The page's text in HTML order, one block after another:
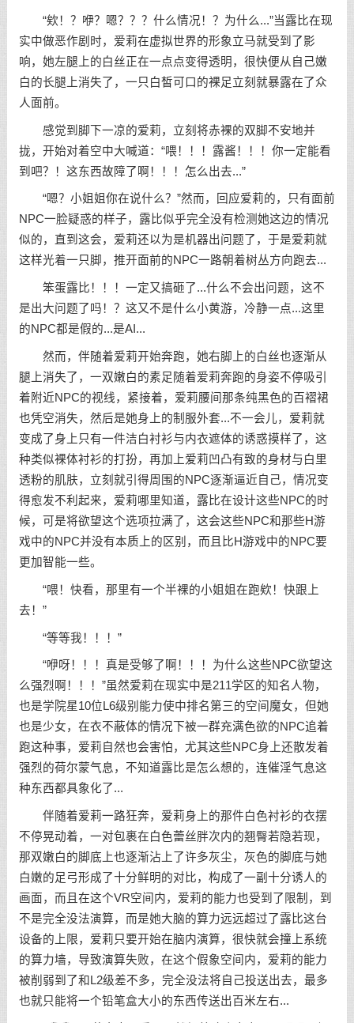
“欸！？咿？嗯？？？什么情况！？为什么...”当露比在现
实中做恶作剧时，爱莉在虚拟世界的形象立马就受到了影
响，她左腿上的白丝正在一点点变得透明，很快便从自己嫩
白的长腿上消失了，一只白皙可口的裸足立刻就暴露在了众
人面前。
感觉到脚下一凉的爱莉，立刻将赤裸的双脚不安地并
拢，开始对着空中大喊道：“喂！！！露酱！！！你一定能看
到吧？！这东西故障了啊！！！怎么出去...”
“嗯？小姐姐你在说什么？”然而，回应爱莉的，只有面前
NPC一脸疑惑的样子，露比似乎完全没有检测她这边的情况
似的，直到这会，爱莉还以为是机器出问题了，于是爱莉就
这样光着一只脚，推开面前的NPC一路朝着树丛方向跑去...
笨蛋露比！！！一定又搞砸了...什么不会出问题，这不
是出大问题了吗！？这又不是什么小黄游，冷静一点...这里
的NPC都是假的...是AI...
然而，伴随着爱莉开始奔跑，她右脚上的白丝也逐渐从
腿上消失了，一双嫩白的素足随着爱莉奔跑的身姿不停吸引
着附近NPC的视线，紧接着，爱莉腰间那条纯黑色的百褶裙
也凭空消失，然后是她身上的制服外套...不一会儿，爱莉就
变成了身上只有一件洁白衬衫与内衣遮体的诱惑摸样了，这
种类似裸体衬衫的打扮，再加上爱莉凹凸有致的身材与白里
透粉的肌肤，立刻就引得周围的NPC逐渐逼近自己，情况变
得愈发不利起来，爱莉哪里知道，露比在设计这些NPC的时
候，可是将欲望这个选项拉满了，这会这些NPC和那些H游
戏中的NPC并没有本质上的区别，而且比H游戏中的NPC要
更加智能一些。
“喂！快看，那里有一个半裸的小姐姐在跑欸！快跟上
去！”
“等等我！！！”
“咿呀！！！真是受够了啊！！！为什么这些NPC欲望这
么强烈啊！！！”虽然爱莉在现实中是211学区的知名人物，
也是学院星10位L6级别能力使中排名第三的空间魔女，但她
也是少女，在衣不蔽体的情况下被一群充满色欲的NPC追着
跑这种事，爱莉自然也会害怕，尤其这些NPC身上还散发着
强烈的荷尔蒙气息，不知道露比是怎么想的，连催淫气息这
种东西都具象化了...
伴随着爱莉一路狂奔，爱莉身上的那件白色衬衫的衣摆
不停晃动着，一对包裹在白色蕾丝胖次内的翘臀若隐若现，
那双嫩白的脚底上也逐渐沾上了许多灰尘，灰色的脚底与她
白嫩的足弓形成了十分鲜明的对比，构成了一副十分诱人的
画面，而且在这个VR空间内，爱莉的能力也受到了限制，到
不是完全没法演算，而是她大脑的算力远远超过了露比这台
设备的上限，爱莉只要开始在脑内演算，很快就会撞上系统
的算力墙，导致演算失败，在这个假象空间内，爱莉的能力
被削弱到了和L2级差不多，完全没法将自己投送出去，最多
也就只能将一个铅笔盒大小的东西传送出百米左右...